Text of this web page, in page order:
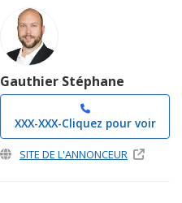
Gauthier Stéphane
XXX-XXX-Cliquez pour voir
SITE DE L'ANNONCEUR